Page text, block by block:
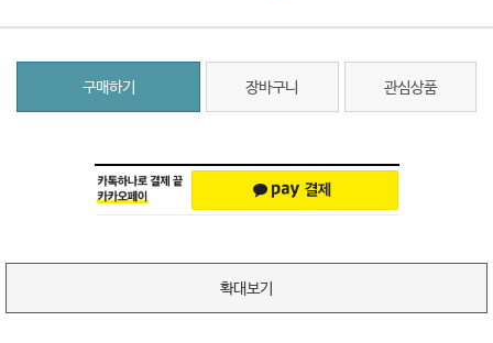
구매하기 장바구니 관심상품
확대보기